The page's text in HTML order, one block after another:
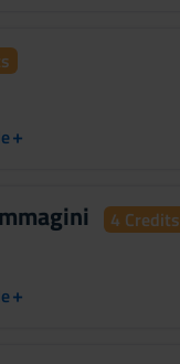
+
4 Credits
+